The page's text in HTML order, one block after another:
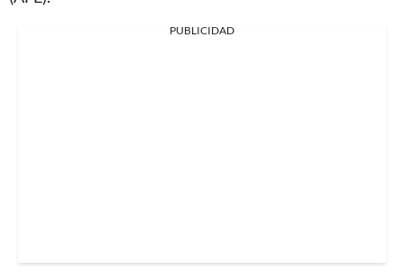
PUBLICIDAD